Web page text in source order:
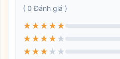
( 0 Đánh giá )
★ ★ ★ ★ ★
★ ★ ★ ★ ★
★ ★ ★ ★ ★